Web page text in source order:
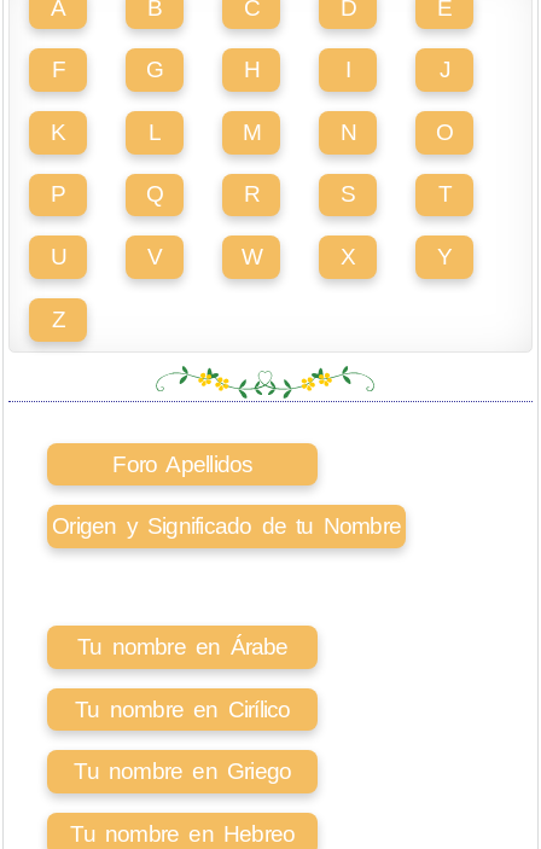
A B C D E
F G H I J
K L M N O
P Q R S T
U V W X Y
Z
Foro Apellidos
Origen y Significado de tu Nombre
Tu nombre en Árabe
Tu nombre en Cirílico
Tu nombre en Griego
Tu nombre en Hebreo